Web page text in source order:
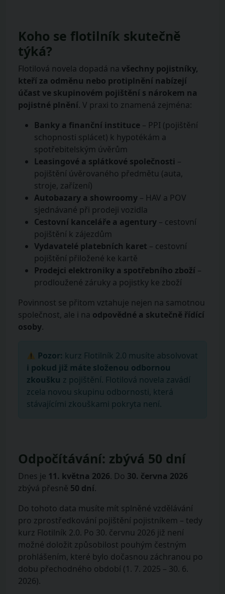
Koho se flotilník skutečně
týká?
Flotilová novela dopadá na všechny pojistníky,
kteří za odměnu nebo protiplnění nabízejí
účast ve skupinovém pojištění s nárokem na
pojistné plnění. V praxi to znamená zejména:
Banky a finanční instituce – PPI (pojištění
schopnosti splácet) k hypotékám a
spotřebitelským úvěrům
Leasingové a splátkové společnosti –
pojištění úvěrovaného předmětu (auta,
stroje, zařízení)
Autobazary a showroomy – HAV a POV
sjednávané při prodeji vozidla
Cestovní kanceláře a agentury – cestovní
pojištění k zájezdům
Vydavatelé platebních karet – cestovní
pojištění přiložené ke kartě
Prodejci elektroniky a spotřebního zboží –
prodloužené záruky a pojistky ke zboží
Povinnost se přitom vztahuje nejen na samotnou
společnost, ale i na odpovědné a skutečně řídící
osoby.
Pozor: kurz Flotilník 2.0 musíte absolvovat
i pokud již máte složenou odbornou
zkoušku z pojištění. Flotilová novela zavádí
zcela novou skupinu odbornosti, která
stávajícími zkouškami pokryta není.
Odpočítávání: zbývá 50 dní
Dnes je 11. května 2026. Do 30. června 2026
zbývá přesně 50 dní.
Do tohoto data musíte mít splněné vzdělávání
pro zprostředkování pojištění pojistníkem – tedy
kurz Flotilník 2.0. Po 30. červnu 2026 již není
možné doložit způsobilost pouhým čestným
prohlášením, které bylo dočasnou záchranou po
dobu přechodného období (1. 7. 2025 – 30. 6.
2026).